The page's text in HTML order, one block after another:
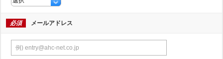
必須 メールアドレス